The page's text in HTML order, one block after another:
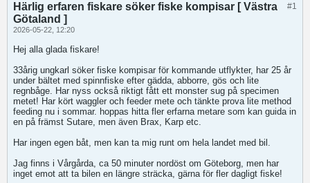
#1
Härlig erfaren fiskare söker fiske kompisar [ Västra
Götaland ]
2026-05-22, 12:20
Hej alla glada fiskare!
33årig ungkarl söker fiske kompisar för kommande utflykter, har 25 år
under bältet med spinnfiske efter gädda, abborre, gös och lite
regnbåge. Har nyss också riktigt fått ett monster sug på specimen
metet! Har kört waggler och feeder mete och tänkte prova lite method
feeding nu i sommar. hoppas hitta fler erfarna metare som kan guida in
en på främst Sutare, men även Brax, Karp etc.
Har ingen egen båt, men kan ta mig runt om hela landet med bil.
Jag finns i Vårgårda, ca 50 minuter nordöst om Göteborg, men har
inget emot att ta bilen en längre sträcka, gärna för fler dagligt fiske!